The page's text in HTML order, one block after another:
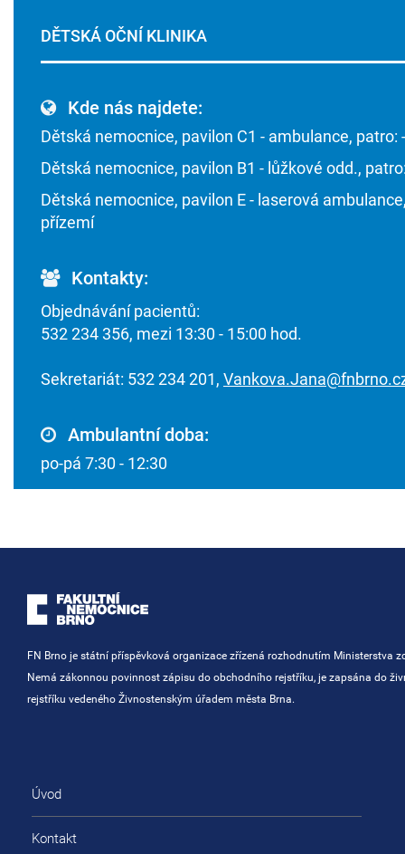
DĚTSKÁ OČNÍ KLINIKA
Kde nás najdete:
Dětská nemocnice, pavilon C1 - ambulance, patro:
Dětská nemocnice, pavilon B1 - lůžkové odd.,
Dětská nemocnice, pavilon E - laserová
přízemí
Kontakty:
Objednávání pacientů:
532 234 356, mezi 13:30 - 15:00 hod.
Sekretariát: 532 234 201,
Ambulantní doba:
po-pá 7:30 - 12:30
FN Brno je státní příspěvková organizace zřízená rozhodnutím Ministerstva
Nemá zákonnou povinnost zápisu do obchodního rejstříku, je zapsána do
rejstříku vedeného Živnostenským úřadem města Brna.
Úvod
Kontakt